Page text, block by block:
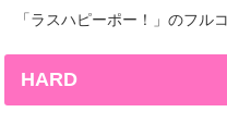
「ラスハピーポー！」のフル
HARD